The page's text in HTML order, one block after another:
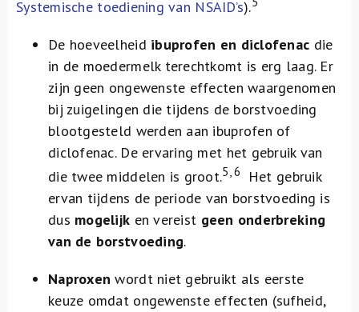
Systemische toediening van NSAID’s).
De hoeveelheid ibuprofen en diclofenac die
in de moedermelk terechtkomt is erg laag. Er
zijn geen ongewenste effecten waargenomen
bij zuigelingen die tijdens de borstvoeding
blootgesteld werden aan ibuprofen of
diclofenac. De ervaring met het gebruik van
die twee middelen is groot.5, 6
Het gebruik
ervan tijdens de periode van borstvoeding is
dus mogelijk en vereist geen onderbreking
van de borstvoeding.
Naproxen wordt niet gebruikt als eerste
keuze omdat ongewenste effecten (sufheid,